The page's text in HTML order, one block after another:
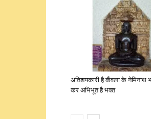
अतिशयकारी है कँवला के नेमिनाथ
कर अभिभूत है भक्त